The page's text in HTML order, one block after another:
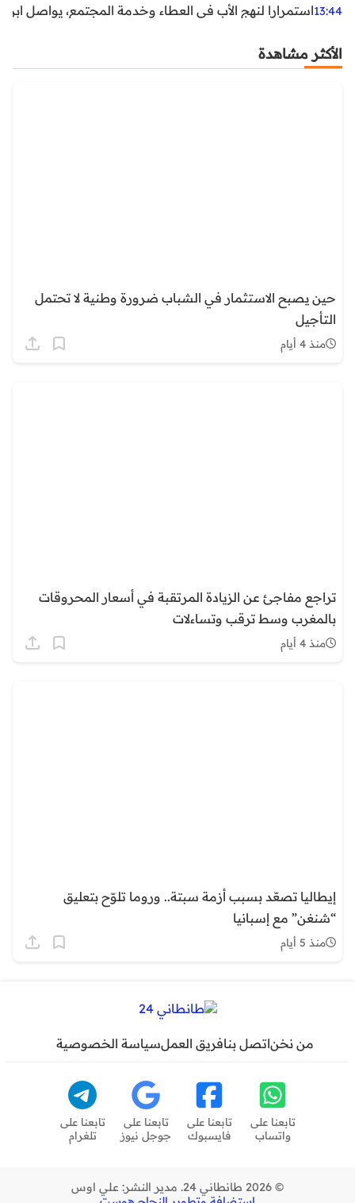
13:44استمرارا لنهج الأب في العطاء وخدمة المجتمع، يواصل ابن
الأكثر مشاهدة
حين يصبح الاستثمار في الشباب ضرورة وطنية لا تحتمل
التأجيل
منذ 4 أيام
تراجع مفاجئ عن الزيادة المرتقبة في أسعار المحروقات
بالمغرب وسط ترقب وتساءلات
منذ 4 أيام
إيطاليا تصعّد بسبب أزمة سبتة.. وروما تلوّح بتعليق
“شنغن” مع إسبانيا
منذ 5 أيام
من نخناتصل بنافريق العملسياسة الخصوصية
تابعنا على
واتساب
تابعنا على
فايسبوك
تابعنا على
جوجل نيوز
تابعنا على
تلغرام
© 2026 طانطاني 24. مدير النشر: علي اوس